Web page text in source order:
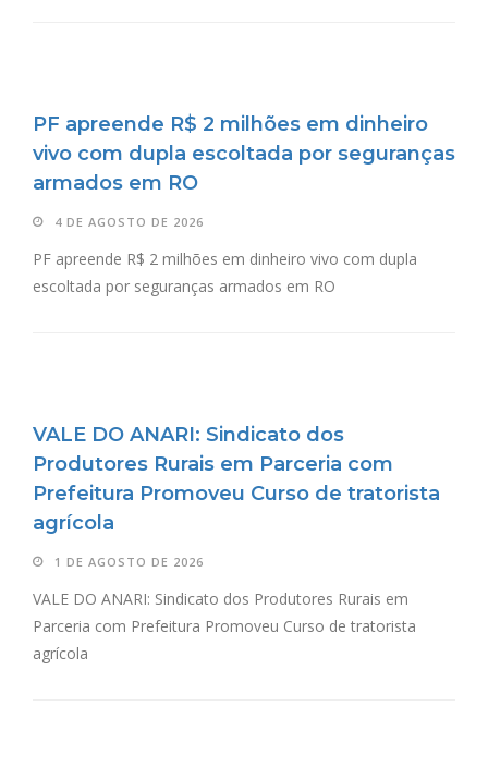
PF apreende R$ 2 milhões em dinheiro
vivo com dupla escoltada por seguranças
armados em RO
4 DE AGOSTO DE 2026
PF apreende R$ 2 milhões em dinheiro vivo com dupla
escoltada por seguranças armados em RO
VALE DO ANARI: Sindicato dos
Produtores Rurais em Parceria com
Prefeitura Promoveu Curso de tratorista
agrícola
1 DE AGOSTO DE 2026
VALE DO ANARI: Sindicato dos Produtores Rurais em
Parceria com Prefeitura Promoveu Curso de tratorista
agrícola